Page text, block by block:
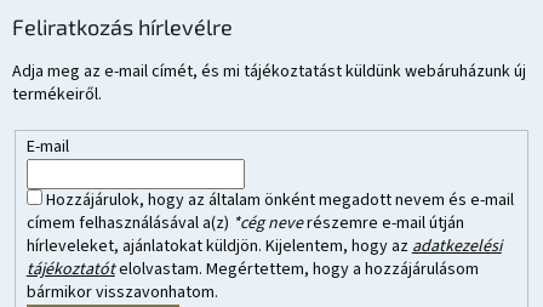
Feliratkozás hírlevélre
Adja meg az e-mail címét, és mi tájékoztatást küldünk webáruházunk új
termékeiről.
E-mail
Hozzájárulok, hogy az általam önként megadott nevem és e-mail
címem felhasználásával a(z) *cég neverészemre e-mail útján
hírleveleket, ajánlatokat küldjön. Kijelentem, hogy azadatkezelési
tájékoztatótelolvastam. Megértettem, hogy a hozzájárulásom
bármikor visszavonhatom.